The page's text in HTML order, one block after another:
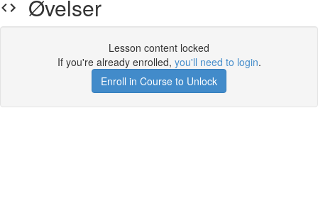
Øvelser
Lesson content locked
If you're already enrolled, you'll need to login.
Enroll in Course to Unlock